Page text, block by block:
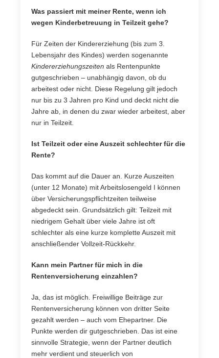
Was passiert mit meiner Rente, wenn ich
wegen Kinderbetreuung in Teilzeit gehe?
Für Zeiten der Kindererziehung (bis zum 3.
Lebensjahr des Kindes) werden sogenannte
Kindererziehungszeiten als Rentenpunkte
gutgeschrieben – unabhängig davon, ob du
arbeitest oder nicht. Diese Regelung gilt jedoch
nur bis zu 3 Jahren pro Kind und deckt nicht die
Jahre ab, in denen du zwar wieder arbeitest, aber
nur in Teilzeit.
Ist Teilzeit oder eine Auszeit schlechter für die
Rente?
Das kommt auf die Dauer an. Kurze Auszeiten
(unter 12 Monate) mit Arbeitslosengeld I können
über Versicherungspflichtzeiten teilweise
abgedeckt sein. Grundsätzlich gilt: Teilzeit mit
niedrigem Gehalt über viele Jahre ist oft
schlechter als eine kurze komplette Auszeit mit
anschließender Vollzeit-Rückkehr.
Kann mein Partner für mich in die
Rentenversicherung einzahlen?
Ja, das ist möglich. Freiwillige Beiträge zur
Rentenversicherung können von dritter Seite
gezahlt werden – auch vom Ehepartner. Die
Punkte werden dir gutgeschrieben. Das ist eine
sinnvolle Strategie, wenn der Partner deutlich
mehr verdient und steuerlich von